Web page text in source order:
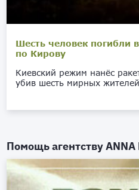
Шесть человек погибли
по Кирову
Киевский режим нанёс
убив шесть мирных
Помощь агентствуANNA